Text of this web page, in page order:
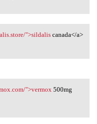
">sildaliscanada</a>
"
">vermox500mg